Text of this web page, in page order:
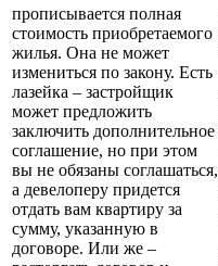
прописывается полная
стоимость приобретаемого
жилья. Она не может
измениться по закону. Есть
лазейка – застройщик
может предложить
заключить дополнительное
соглашение, но при этом
вы не обязаны соглашаться,
а девелоперу придется
отдать вам квартиру за
сумму, указанную в
договоре. Или же –